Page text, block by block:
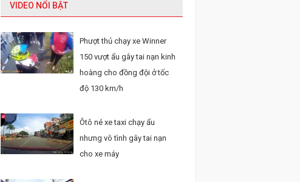
VIDEO NỔI BẬT
Phượt thủ chạy xe Winner
150 vượt ẩu gây tai nạn kinh
hoàng cho đồng đội ở tốc
độ 130 km/h
Ôtô né xe taxi chạy ẩu
nhưng vô tình gây tai nạn
cho xe máy